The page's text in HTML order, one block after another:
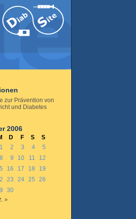
zur Prävention von
und Diabetes
2006
D F S
S
1
2 3 4
5
8 9 10 11
12
16 17 18
19
23 24 25
26
30
»